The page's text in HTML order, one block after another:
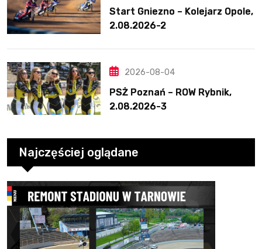
Start Gniezno – Kolejarz Opole,
2.08.2026-2
2026-08-04
PSŻ Poznań – ROW Rybnik,
2.08.2026-3
Najczęściej oglądane